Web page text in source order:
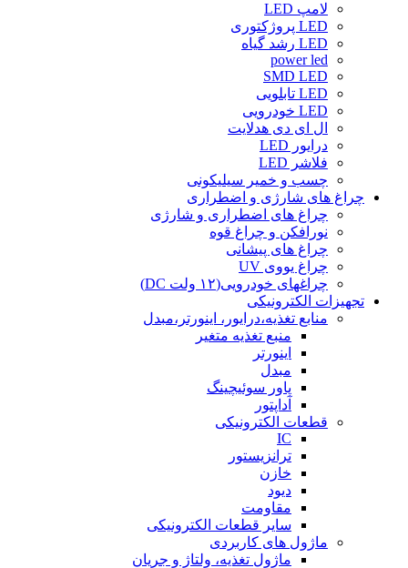
لامپ LED
LED پروژکتوری
LED رشد گیاه
power led
SMD LED
LED تابلویی
LED خودرویی
ال ای دی هدلایت
درایور LED
فلاشر LED
چسب و خمیر سیلیکونی
چراغ های شارژی و اضطراری
چراغ های اضطراری و شارژی
نورافکن و چراغ قوه
چراغ های پیشانی
چراغ یووی UV
چراغهای خودرویی(۱۲ ولت DC)
تجهیزات الکترونیکی
منابع تغذیه،درایور، اینورتر،مبدل
منبع تغذیه متغیر
اینورتر
مبدل
پاور سوئیچینگ
آداپتور
قطعات الکترونیکی
IC
ترانزیستور
خازن
دیود
مقاومت
سایر قطعات الکترونیکی
ماژول های کاربردی
ماژول تغذیه، ولتاژ و جریان